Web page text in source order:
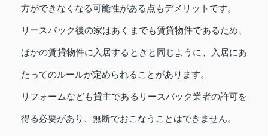
方ができなくなる可能性がある点もデメリットです。
リースバック後の家はあくまでも賃貸物件であるため、
ほかの賃貸物件に入居するときと同じように、入居にあ
たってのルールが定められることがあります。
リフォームなども貸主であるリースバック業者の許可を
得る必要があり、無断でおこなうことはできません。